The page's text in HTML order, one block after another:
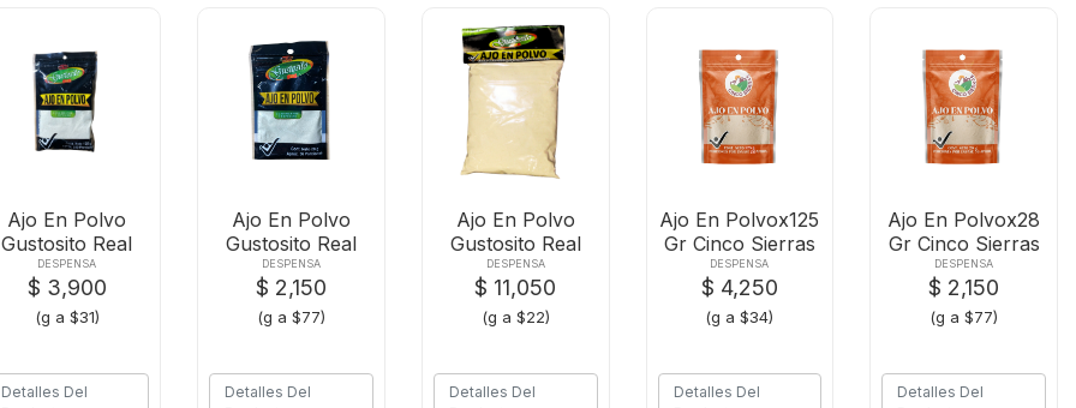
Ajo En Polvo
Gustosito Real
Zipper-125 G
DESPENSA
$ 3,900
(g a $31)
Ajo En Polvo
Gustosito Real
Zipper-28 Gr
DESPENSA
$ 2,150
(g a $77)
Ajo En Polvo
Gustosito Real
Zipper-500 G
DESPENSA
$ 11,050
(g a $22)
Ajo En Polvox125
Gr Cinco Sierras
DESPENSA
$ 4,250
(g a $34)
Ajo En Polvox28
Gr Cinco Sierras
DESPENSA
$ 2,150
(g a $77)